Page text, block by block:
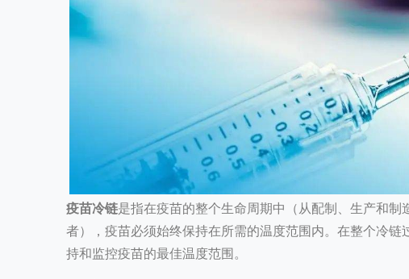
疫苗冷链是指在疫苗的整个生命周期中（从配制、生产和
者），疫苗必须始终保持在所需的温度范围内。在整个冷
持和监控疫苗的最佳温度范围。